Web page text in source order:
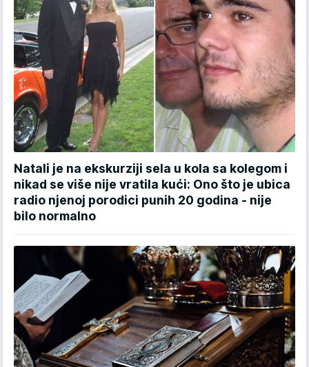
Natali je na ekskurziji sela u kola sa kolegom i
nikad se više nije vratila kući: Ono što je ubica
radio njenoj porodici punih 20 godina - nije
bilo normalno